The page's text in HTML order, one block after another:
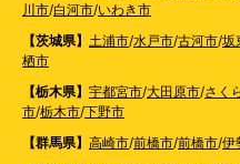
川市/白河市/いわき市
【茨城県】 土浦市/水戸市/古河市/坂
栖市
【栃木県】 宇都宮市/大田原市/さく
市/栃木市/下野市
【群馬県】 高崎市/前橋市/前橋市/伊